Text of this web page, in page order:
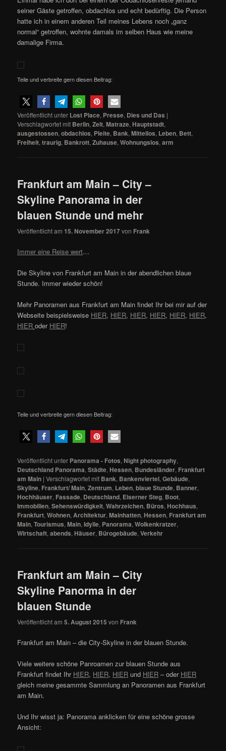
seiner Gäste getroffen, obdachlos und echt bedürftig. Die Person
hatte ich in einem anderen Teil meines Lebens noch „ganz
normal“ getroffen, wohnte damals im selben Haus wie meine
damalige Firma.
Teile und verbreite gern diesen Beitrag:
Veröffentlicht unter Lost Place, Presse, Dies und Das |
Verschlagwortet mit Berlin,Zelt,Matraze, Hauptstadt,
ausgestossen,obdachlos, Pleite, Bank,Mittellos, Leben, Bett,
Freiheit,traurig, Bankrott,Zuhause,Wohnungslos,arm
Frankfurt am Main – City –
Skyline Panorama in der
blauen Stunde und mehr
Veröffentlicht am 15. November 2017von Frank
Immer eine Reise wert…
Die Skyline von Frankfurt am Main in der abendlichen blaue
Stunde. Immer wieder schön!
Mehr Panoramen aus Frankfurt am Main findet Ihr bei mir auf der
Webseite beispielsweise HIER, HIER, HIER, HIER, HIER, HIER,
HIER oder HIER!
Teile und verbreite gern diesen Beitrag:
Veröffentlicht unter Panorama - Fotos, Night photography,
Deutschland Panorama,Städte, Hessen, Bundesländer, Frankfurt
am Main |Verschlagwortet mit Bank, Bankenviertel,Gebäude,
Skyline, Frankfurt/ Main,Zentrum, Leben,blaue Stunde, Banner,
Hochhäuser, Fassade, Deutschland, Eiserner Steg, Boot,
Immobilien,Sehenswürdigkeit,Wahrzeichen, Büros, Hochhaus,
Frankfurt,Wohnen, Architektur,Mainhatten, Hessen, Frankfurt am
Main,Tourismus,Main,Idylle, Panorama,Wolkenkratzer,
Wirtschaft,abends, Häuser, Bürogebäude,Verkehr
Frankfurt am Main – City
Skyline Panorma in der
blauen Stunde
Veröffentlicht am5. August 2015 von Frank
Frankfurt am Main – die City-Skyline in der blauen Stunde.
Viele weitere schöne Panroamen zur blauen Stunde aus
Frankfurt findet Ihr HIER, HIER, HIER und HIER – oder HIER
gleich meine gesammte Sammlung an Panoramen aus Frankfurt
am Main.
Und Ihr wisst ja: Panorama anklicken für eine schöne grosse
Ansicht: